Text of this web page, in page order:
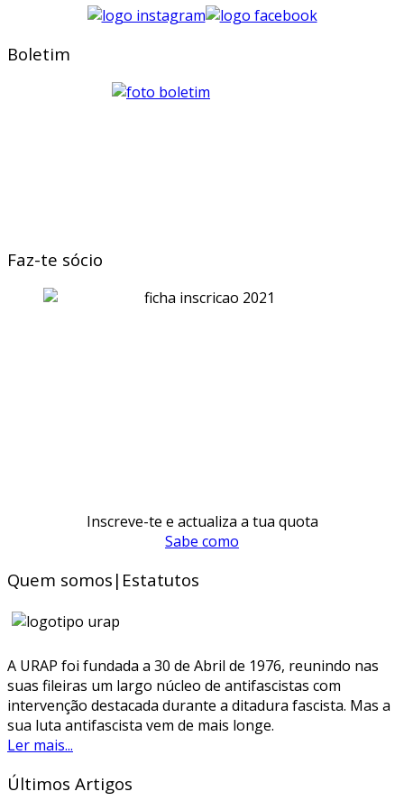
Boletim
Faz-te sócio
Inscreve-te e actualiza a tua quota
Sabe como
Quem somos|Estatutos
A URAP foi fundada a 30 de Abril de 1976, reunindo nas
suas fileiras um largo núcleo de antifascistas com
intervenção destacada durante a ditadura fascista. Mas a
sua luta antifascista vem de mais longe.
Ler mais...
Últimos Artigos